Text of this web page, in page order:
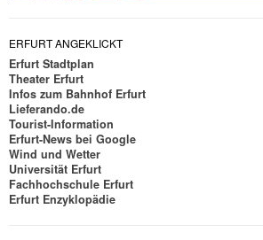
ERFURT ANGEKLICKT
Erfurt Stadtplan
Theater Erfurt
Infos zum Bahnhof Erfurt
Lieferando.de
Tourist-Information
Erfurt-News bei Google
Wind und Wetter
Universität Erfurt
Fachhochschule Erfurt
Erfurt Enzyklopädie